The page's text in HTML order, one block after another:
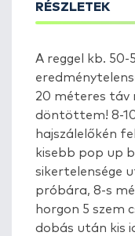
RÉSZLETEK
A reggel kb.
20 méteres táv
döntöttem! 8-
hajszálelőkén
kisebb pop up
sikertelensége
próbára, 8-s
horgon 5 szem
dobás után kis